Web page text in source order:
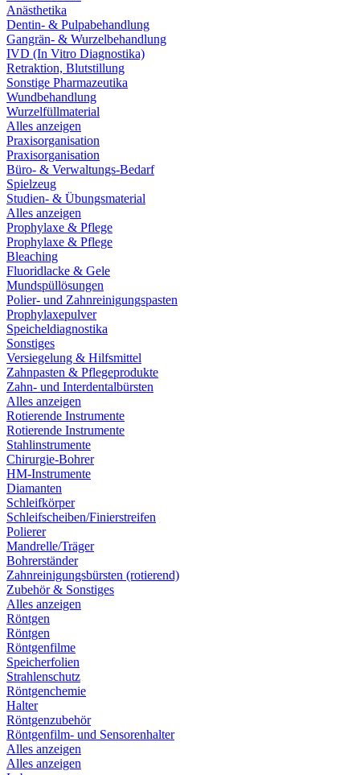
Anästhetika
Dentin- & Pulpabehandlung
Gangrän- & Wurzelbehandlung
IVD (In Vitro Diagnostika)
Retraktion, Blutstillung
Sonstige Pharmazeutika
Wundbehandlung
Wurzelfüllmaterial
Alles anzeigen
Praxisorganisation
Praxisorganisation
Büro- & Verwaltungs-Bedarf
Spielzeug
Studien- & Übungsmaterial
Alles anzeigen
Prophylaxe & Pflege
Prophylaxe & Pflege
Bleaching
Fluoridlacke & Gele
Mundspüllösungen
Polier- und Zahnreinigungspasten
Prophylaxepulver
Speicheldiagnostika
Sonstiges
Versiegelung & Hilfsmittel
Zahnpasten & Pflegeprodukte
Zahn- und Interdentalbürsten
Alles anzeigen
Rotierende Instrumente
Rotierende Instrumente
Stahlinstrumente
Chirurgie-Bohrer
HM-Instrumente
Diamanten
Schleifkörper
Schleifscheiben/Finierstreifen
Polierer
Mandrelle/Träger
Bohrerständer
Zahnreinigungsbürsten (rotierend)
Zubehör & Sonstiges
Alles anzeigen
Röntgen
Röntgen
Röntgenfilme
Speicherfolien
Strahlenschutz
Röntgenchemie
Halter
Röntgenzubehör
Röntgenfilm- und Sensorenhalter
Alles anzeigen
Alles anzeigen